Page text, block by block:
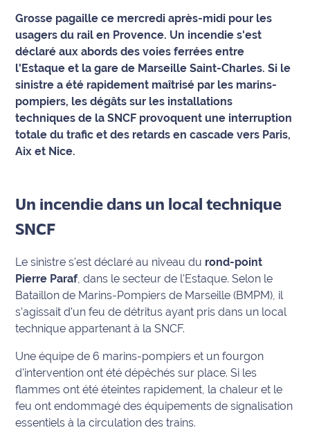
Éducation
Emploi
Environnement
Info
route
Loisirs
Météo
Politique
Santé
Social
Transport
National
International
Grosse pagaille ce mercredi après-midi pour les
usagers du rail en Provence. Un incendie s'est
déclaré aux abords des voies ferrées entre
l'Estaque et la gare de Marseille Saint-Charles. Si le
sinistre a été rapidement maîtrisé par les marins-
pompiers, les dégâts sur les installations
techniques de la SNCF provoquent une interruption
totale du trafic et des retards en cascade vers Paris,
Aix et Nice.
Un incendie dans un local technique
SNCF
Le sinistre s'est déclaré au niveau du rond-point
Pierre Paraf, dans le secteur de l'Estaque. Selon le
Bataillon de Marins-Pompiers de Marseille (BMPM), il
s'agissait d'un feu de détritus ayant pris dans un local
technique appartenant à la SNCF.
Une équipe de 6 marins-pompiers et un fourgon
d'intervention ont été dépêchés sur place. Si les
flammes ont été éteintes rapidement, la chaleur et le
feu ont endommagé des équipements de signalisation
essentiels à la circulation des trains.